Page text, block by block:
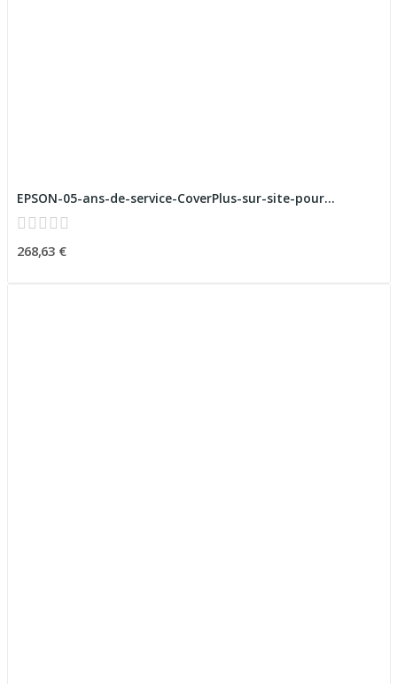
EPSON-05-ans-de-service-CoverPlus-sur-site-pour...
268,63 €